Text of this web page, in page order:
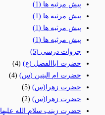
پیش مرثیه ها (1)
پیش مرثیه ها (1)
پیش مرثیه ها (1)
پیش مرثیه ها (1)
جزوات درسی (5)
حضرت اباالفضل (ع) (4)
حضرت ام البنین (س) (4)
حضرت زهرا(س) (5)
حضرت زهرا(س) (2)
حضرت زینب سلام الله علیها